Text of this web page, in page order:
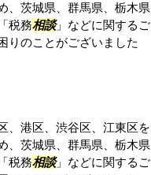
、茨城県、群馬県、栃木県
税務相談」などに関するご
りのことがございました
、港区、渋谷区、江東区を
、茨城県、群馬県、栃木県
税務相談」などに関するご